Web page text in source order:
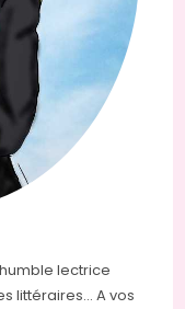
lectrice
littéraires... A vos